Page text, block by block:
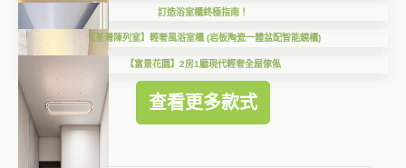
訂造浴室櫃終極指南！
【荃灣陳列室】輕奢風浴室櫃 (岩板陶瓷一體盆配智能鏡櫃)
【富景花園】2房1廳現代輕奢全屋傢俬
查看更多款式